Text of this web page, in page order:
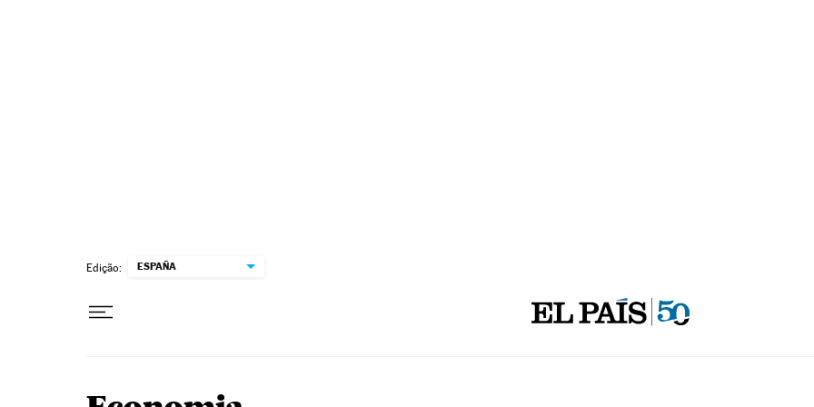
Edição: ESPAÑA